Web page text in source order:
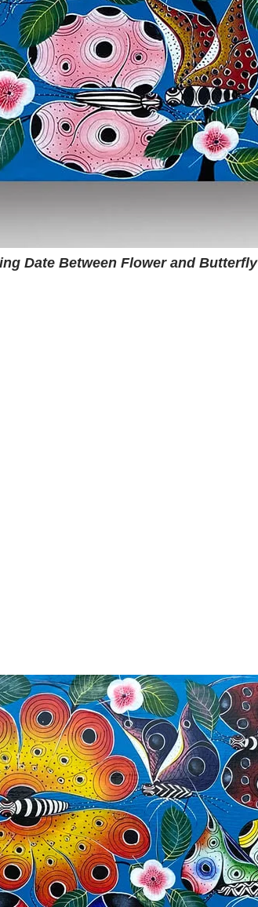
Date Between Flower and Butterfly